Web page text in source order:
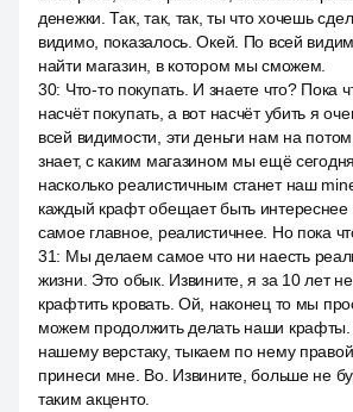
денежки. Так, так, так, ты что хочешь
видимо, показалось. Окей. По всей
найти магазин, в котором мы сможем.
30: Что-то покупать. И знаете что? Пока
насчёт покупать, а вот насчёт убить я
всей видимости, эти деньги нам на
знает, с каким магазином мы ещё
насколько реалистичным станет наш
каждый крафт обещает быть
самое главное, реалистичнее. Но пока
31: Мы делаем самое что ни наесть
жизни. Это обык. Извините, я за 10 лет
крафтить кровать. Ой, наконец то мы
можем продолжить делать наши крафты.
нашему верстаку, тыкаем по нему
принеси мне. Bo. Извините, больше не
таким акценто.